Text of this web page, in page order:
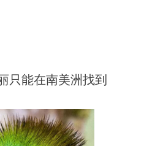
只能在南美洲找到